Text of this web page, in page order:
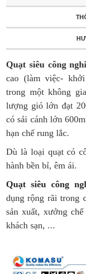
Quạt siêu công
cao (làm việc-
trong một không
lượng gió lớn đạt
có sải cánh lớn
hạn chế rung lắc.
Dù là loại quạt có
hành bền bỉ, êm ái.
Quạt siêu công
dụng rộng rãi trong
sản xuất, xưởng
khách sạn, ...